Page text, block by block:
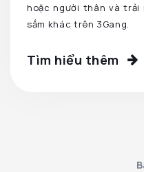
hoặc người thân và trải
sắm khác trên 3Gang.
Tìm hiểu thêm